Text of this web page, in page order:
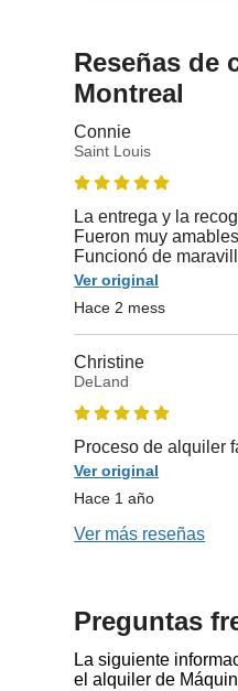
Reseñas de
Montreal
Connie
Saint Louis
La entrega y la
Fueron muy
Funcionó de
Ver original
Hace 2 mess
Christine
DeLand
Proceso de alquiler
Ver original
Hace 1 año
Ver más reseñas
Preguntas
La siguiente
el alquiler de